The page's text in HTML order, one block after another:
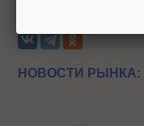
НОВОСТИ РЫНКА: